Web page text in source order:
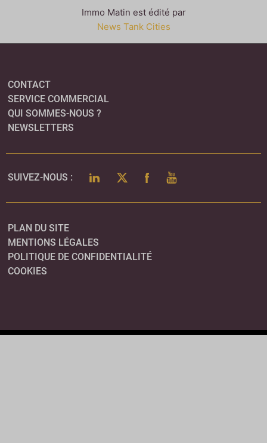
Immo Matin est édité par
News Tank Cities
CONTACT
SERVICE COMMERCIAL
QUI SOMMES-NOUS ?
NEWSLETTERS
SUIVEZ-NOUS : LINKEDINTWITTERFACEBOOK
YOUTUBE
PLAN DU SITE
MENTIONS LÉGALES
POLITIQUE DE CONFIDENTIALITÉ
COOKIES